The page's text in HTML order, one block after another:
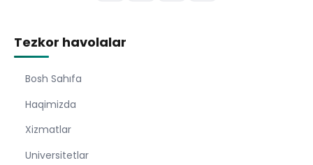
Tezkor havolalar
Bosh Sahıfa
Haqimizda
Xizmatlar
Universitetlar